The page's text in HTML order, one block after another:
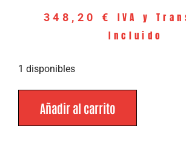
348,20 €
IVA y
Incluido
1 disponibles
Añadir al carrito